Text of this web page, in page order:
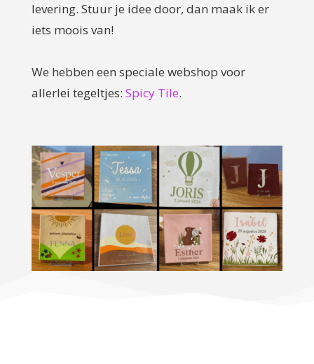
levering. Stuur je idee door, dan maak ik er
iets moois van!
We hebben een speciale webshop voor
allerlei tegeltjes: Spicy Tile.